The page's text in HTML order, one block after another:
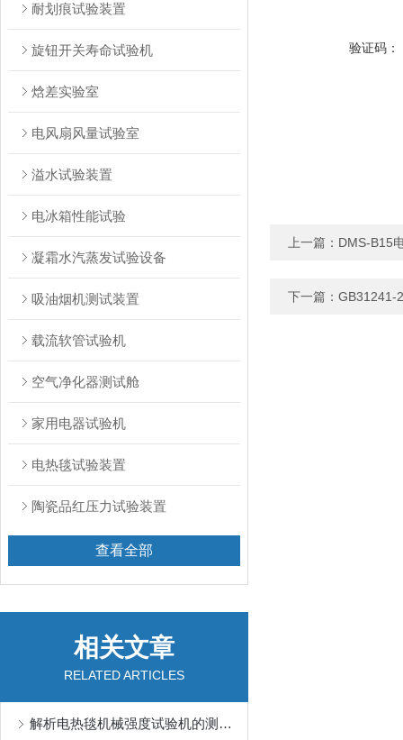
耐划痕试验装置
旋钮开关寿命试验机
焓差实验室
电风扇风量试验室
溢水试验装置
电冰箱性能试验
凝霜水汽蒸发试验设备
吸油烟机测试装置
载流软管试验机
空气净化器测试舱
家用电器试验机
电热毯试验装置
陶瓷品红压力试验装置
查看全部
相关文章
RELATED ARTICLES
解析电热毯机械强度试验机的测试标准与流程
验证码：
上一篇： DMS-B15
下一篇： GB31241-